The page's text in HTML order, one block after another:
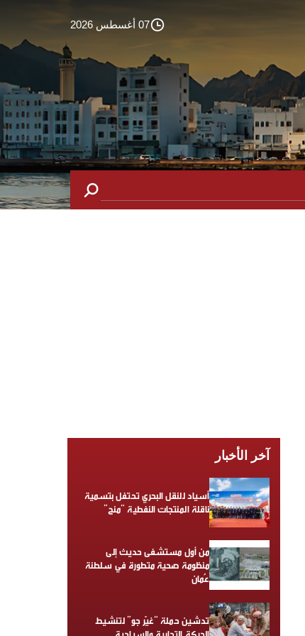
07 أغسطس 2026
آخر الأخبار
أسياد للنقل البحري تحتفل بتسمية
ناقلة المنتجات النفطية “منح”
من أول مستشفى حديث إلى
منظومة صحية متطورة في سلطنة
عُمان
تدشين حملة “غيّر جو” لتنشيط